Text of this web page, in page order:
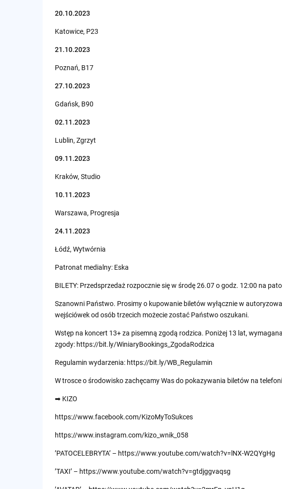
20.10.2023
Katowice, P23
21.10.2023
Poznań, B17
27.10.2023
Gdańsk, B90
02.11.2023
Lublin, Zgrzyt
09.11.2023
Kraków, Studio
10.11.2023
Warszawa, Progresja
24.11.2023
Łódź, Wytwórnia
Patronat medialny: Eska
BILETY: Przedsprzedaż rozpocznie się w środę 26.07 o godz. 12:00 na
Szanowni Państwo. Prosimy o kupowanie biletów wyłącznie w
wejściówek od osób trzecich możecie zostać Państwo oszukani.
Wstęp na koncert 13+ za pisemną zgodą rodzica. Poniżej 13 lat,
zgody: https://bit.ly/WiniaryBookings_ZgodaRodzica
Regulamin wydarzenia: https://bit.ly/WB_Regulamin
W trosce o środowisko zachęcamy Was do pokazywania biletów na
➡ KIZO
https://www.facebook.com/KizoMyToSukces
https://www.instagram.com/kizo_wnik_058
’PATOCELEBRYTA’ – https://www.youtube.com/watch?v=lNX-W2QYgHg
’TAXI’ – https://www.youtube.com/watch?v=gtdjggvaqsg